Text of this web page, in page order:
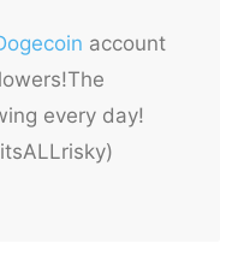
account
The
every day!